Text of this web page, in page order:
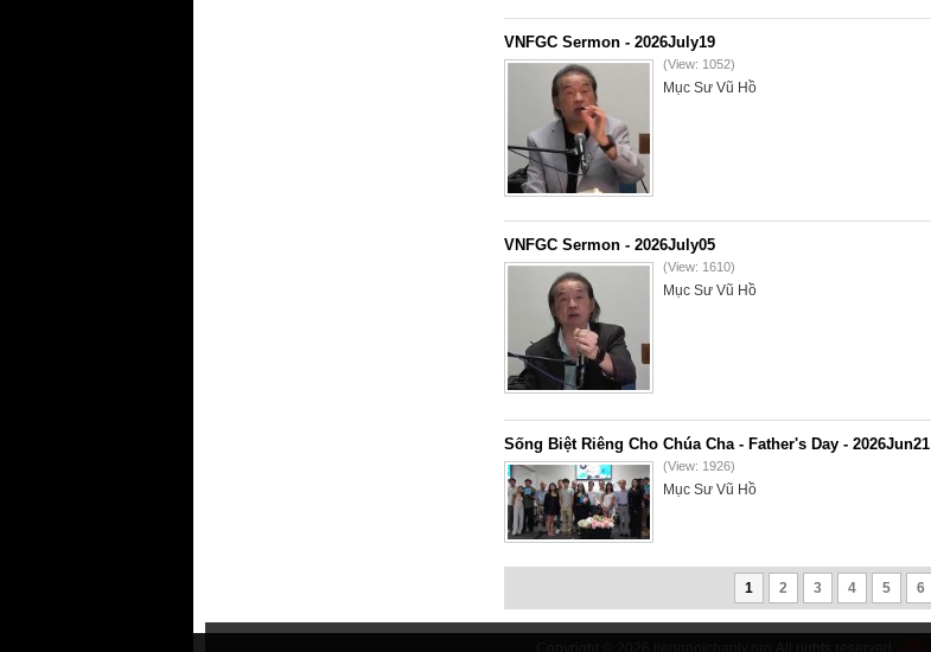
VNFGC Sermon - 2026July19
(View: 1052)
Mục Sư Vũ Hồ
VNFGC Sermon - 2026July05
(View: 1610)
Mục Sư Vũ Hồ
Sống Biệt Riêng Cho Chúa Cha - Father's Day - 2026Jun21
(View: 1926)
Mục Sư Vũ Hồ
1 2 3 4 5 6